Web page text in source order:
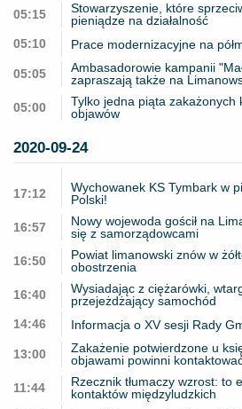
05:15
Stowarzyszenie, które
pieniądze na działalność
05:10
Prace modernizacyjne na
05:05
Ambasadorowie kampanii
zapraszają także na
05:00
Tylko jedna piąta zakażonych
objawów
2020-09-24
17:12
Wychowanek KS Tymbark w
Polski!
16:57
Nowy wojewoda gościł na
się z samorządowcami
16:50
Powiat limanowski znów w
obostrzenia
16:40
Wysiadając z ciężarówki,
przejeżdżający samochód
14:46
Informacja o XV sesji Rady
13:00
Zakażenie potwierdzone u
objawami powinni
11:44
Rzecznik tłumaczy wzrost: to
kontaktów międzyludzkich